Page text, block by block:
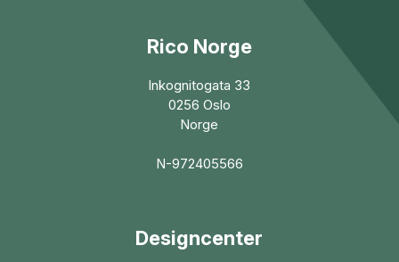
Rico Norge
Inkognitogata 33
0256 Oslo
Norge
N-972405566
Designcenter